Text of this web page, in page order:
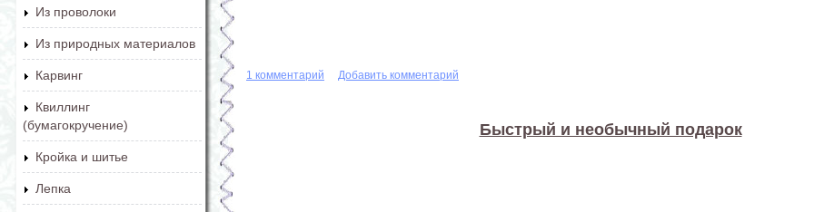
Из проволоки
Из природных материалов
Карвинг
Квиллинг
(бумагокручение)
Кройка и шитье
Лепка
1 комментарий Добавить комментарий
Быстрый и необычный подарок